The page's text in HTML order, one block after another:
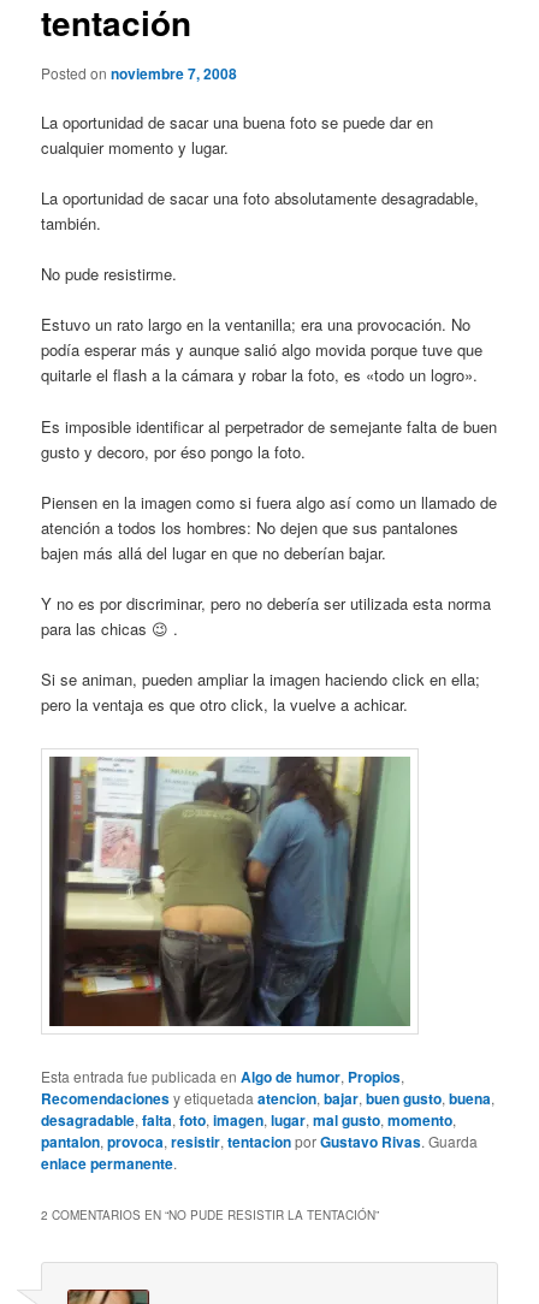
tentación
Posted onnoviembre 7, 2008
La oportunidad de sacar una buena foto se puede dar en
cualquier momento y lugar.
La oportunidad de sacar una foto absolutamente desagradable,
también.
No pude resistirme.
Estuvo un rato largo en la ventanilla; era una provocación. No
podía esperar más y aunque salió algo movida porque tuve que
quitarle el flash a la cámara y robar la foto, es «todo un logro».
Es imposible identificar al perpetrador de semejante falta de buen
gusto y decoro, por éso pongo la foto.
Piensen en la imagen como si fuera algo así como un llamado de
atención a todos los hombres: No dejen que sus pantalones
bajen más allá del lugar en que no deberían bajar.
Y no es por discriminar, pero no debería ser utilizada esta norma
para las chicas 😉 .
Si se animan, pueden ampliar la imagen haciendo click en ella;
pero la ventaja es que otro click, la vuelve a achicar.
Esta entrada fue publicada enAlgo de humor, Propios,
Recomendacionesy etiquetadaatencion,bajar,buen gusto,buena,
desagradable,falta,foto,imagen,lugar,mal gusto,momento,
pantalon,provoca,resistir,tentacionporGustavo Rivas. Guarda
enlace permanente.
2 COMENTARIOS EN “NO PUDE RESISTIR LA TENTACIÓN”